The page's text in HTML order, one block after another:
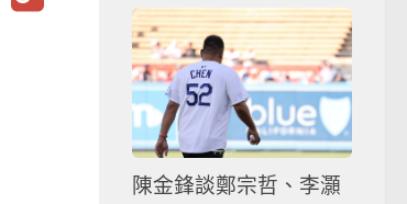
陳金鋒談鄭宗哲、李灝